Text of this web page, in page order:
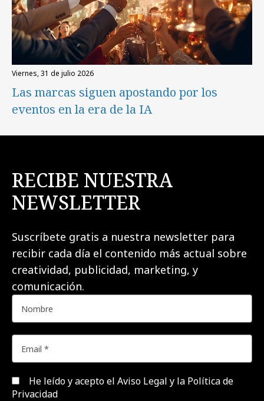
viernes, 31 de julio 2026
Las marcas siguen apostando por los
eventos en la era de la IA
RECIBE NUESTRA
NEWSLETTER
Suscríbete gratis a nuestra newsletter para
recibir cada día el contenido más actual sobre
creatividad, publicidad, marketing, y
comunicación.
He leído y acepto el Aviso Legal y la Política de
Privacidad